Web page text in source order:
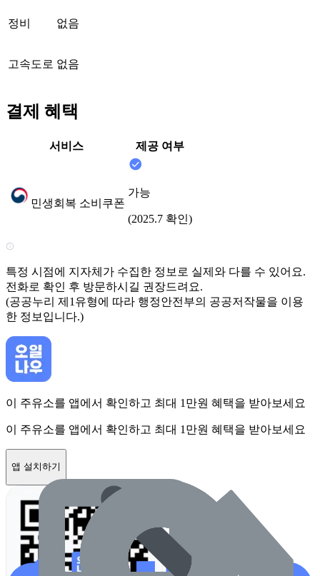
정비 없음
고속도로 없음
결제 혜택
서비스 제공 여부
민생회복 소비쿠폰
가능
(2025.7 확인)
특정 시점에 지자체가 수집한 정보로 실제와 다를 수 있어요.
전화로 확인 후 방문하시길 권장드려요.
(공공누리 제1유형에 따라 행정안전부의 공공저작물을 이용
한 정보입니다.)
이 주유소를 앱에서 확인하고 최대 1만원 혜택을 받아보세요
이 주유소를 앱에서 확인하고 최대 1만원 혜택을 받아보세요
앱 설치하기